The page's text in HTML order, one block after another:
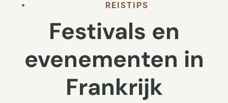
REISTIPS
Festivals en
evenementen in
Frankrijk